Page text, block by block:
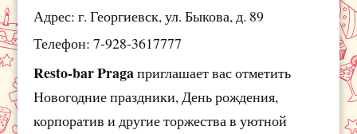
Адрес: г. Георгиевск, ул. Быкова, д. 89
Телефон: 7-928-3617777
Resto-bar Pragaприглашает вас отметить
Новогодние праздники, День рождения,
корпоратив и другие торжества в уютной